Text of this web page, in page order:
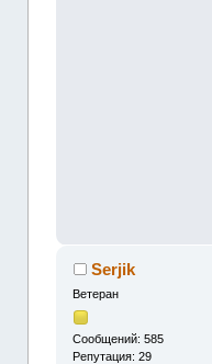
Serjik
Ветеран
Сообщений: 585
Репутация: 29